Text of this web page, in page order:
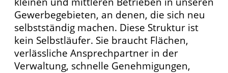
Gewerbegebieten, an denen, die sich neu
selbstständig machen. Diese Struktur ist
kein Selbstläufer. Sie braucht Flächen,
verlässliche Ansprechpartner in der
Verwaltung, schnelle Genehmigungen,